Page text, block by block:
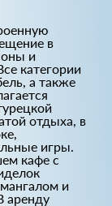
в
и
категории
а также
отдыха, в
игры.
кафе с
и
аренду